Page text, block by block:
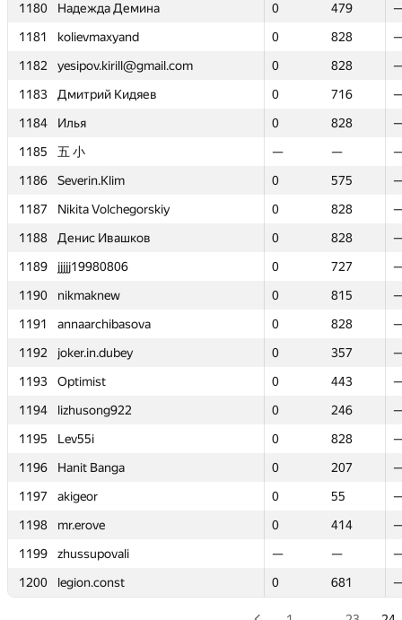
1180
Надежда Демина 0 479
1181
kolievmaxyand 0 828
1182
yesipov.kirill@gmail.com 0 828
1183
Дмитрий Кидяев 0 716
1184
Илья 0 828
1185
五 小 — —
1186
Severin.Klim 0 575
1187
Nikita Volchegorskiy 0 828
1188
Денис Ивашков 0 828
1189
jjjjj19980806 0 727
1190
nikmaknew 0 815
1191
annaarchibasova 0 828
1192
joker.in.dubey 0 357
1193
Optimist 0 443
1194
lizhusong922 0 246
1195
Lev55i 0 828
1196
Hanit Banga 0 207
1197
akigeor 0 55
1198
mr.erove 0 414
1199
zhussupovali — —
1200
legion.const 0 681
1180
Надежда Демина 0 479
1181
kolievmaxyand 0 828
1182
yesipov.kirill@gmail.com 0 828
1183
Дмитрий Кидяев 0 716
1184
Илья 0 828
1185
五 小 — —
1186
Severin.Klim 0 575
1187
Nikita Volchegorskiy 0 828
1188
Денис Ивашков 0 828
1189
jjjjj19980806 0 727
1190
nikmaknew 0 815
1191
annaarchibasova 0 828
1192
joker.in.dubey 0 357
1193
Optimist 0 443
1194
lizhusong922 0 246
1195
Lev55i 0 828
1196
Hanit Banga 0 207
1197
akigeor 0 55
1198
mr.erove 0 414
1199
zhussupovali — —
1200
legion.const 0 681